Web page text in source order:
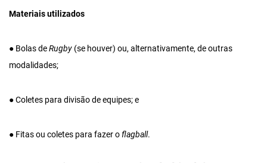
Materiais utilizados
● Bolas deRugby (se houver) ou, alternativamente, de outras
modalidades;
● Coletes para divisão de equipes; e
● Fitas ou coletes para fazer oflagball.